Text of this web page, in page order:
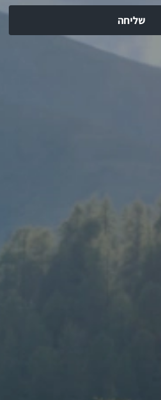
שליחה